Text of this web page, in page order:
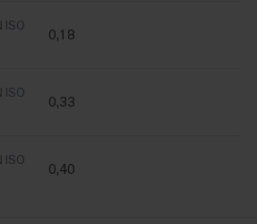
ISO
0,18
ISO
0,33
ISO
0,40